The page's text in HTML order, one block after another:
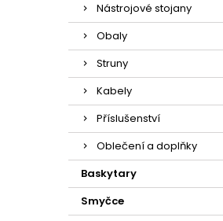
Nástrojové stojany
Obaly
Struny
Kabely
Příslušenství
Oblečení a doplňky
Baskytary
Smyčce